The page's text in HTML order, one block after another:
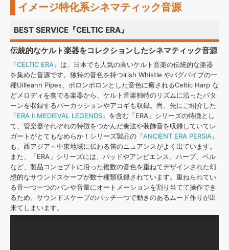
イメージ特化系シネマティック音源
BEST SERVICE『CELTIC ERA』
伝統的なケルト楽器をコレクションしたシネマティック音源
『CELTIC ERA』 は、日本でも人気の高いケルト音楽の伝統的な楽器
を集めた音源です。独特の音色を持つIrish Whistle やバグパイプの一
種Uilleann Pipes、ポロンポロンとした音色に癒されるCeltic Harp な
どメロディを奏でる楽器から、ケルト音楽独特のリズムに沿ったパタ
ーンを収録するパーカッションやアコギも収録。尚、先にご紹介した
『ERA II MEDIEVAL LEGENDS』 を含む「ERA」シリーズの特徴とし
て、管楽器それぞれの特徴をつかんだ奏法や装飾音を収録していてレ
ガートがとてもなめらか！シリーズ製品の 『ANCIENT ERA PERSIA』
も、西アジア～中東地域に伝わる笛のニュアンスがよく出ています。
また、「ERA」シリーズには、パッドやアンビエンス、ハープ、ベル
など、製品コンセプトに沿った複数の音色を重ねてデザインされた幻
想的なサウンドスケープが数十種類収録されています。重ねられてい
る音一つ一つのパンや音量にオートメーションを割り当てて操作でき
るため、サウンドスケープのパッチ一つで動きのあるムード作りが出
来てしまいます。